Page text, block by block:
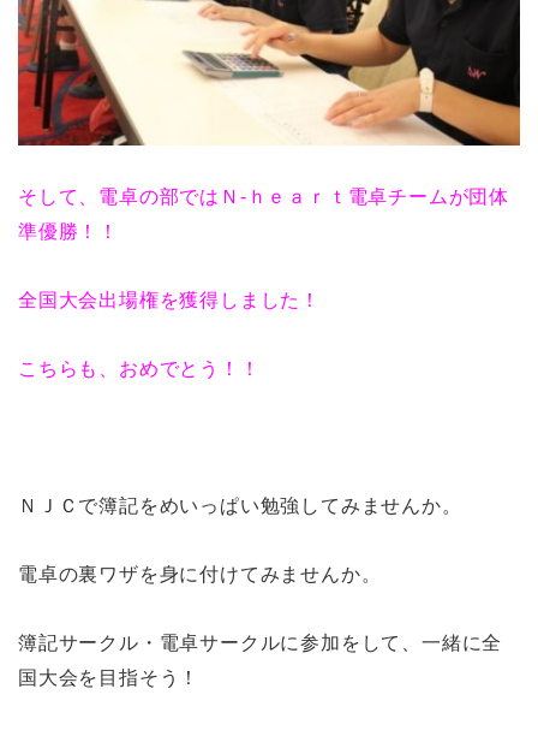
そして、電卓の部ではＮ-ｈｅａｒｔ電卓チームが団体
準優勝！！
全国大会出場権を獲得しました！
こちらも、おめでとう！！
ＮＪＣで簿記をめいっぱい勉強してみませんか。
電卓の裏ワザを身に付けてみませんか。
簿記サークル・電卓サークルに参加をして、一緒に全
国大会を目指そう！